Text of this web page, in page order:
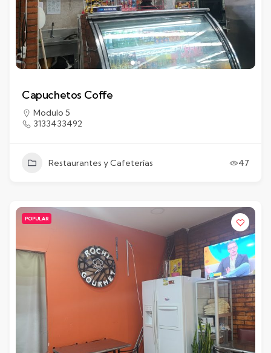
Capuchetos Coffe
Modulo 5
3133433492
Restaurantes y Cafeterías 47
POPULAR